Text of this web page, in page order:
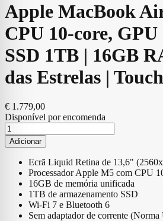
Apple MacBook
CPU 10‑core, GPU
SSD 1TB | 16GB
das Estrelas |
€ 1.779,00
Disponível por encomenda
Quantidade
de
Apple
MacBook
CPU
Adicionar
Ecrã Liquid Retina de 13,6"
Processador Apple M5 com CPU
16GB de memória unificada
1TB de armazenamento SSD
Wi-Fi 7 e Bluetooth 6
Sem adaptador de corrente (Norma